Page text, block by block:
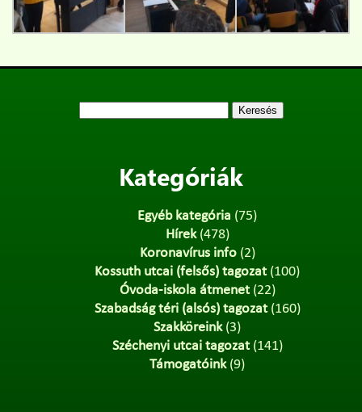
Kategóriák
Egyéb kategória (75)
Hírek(478)
Koronavírus info(2)
Kossuth utcai (felsős) tagozat(100)
Óvoda-iskola átmenet(22)
Szabadság téri (alsós) tagozat(160)
Szakköreink(3)
Széchenyi utcai tagozat(141)
Támogatóink(9)